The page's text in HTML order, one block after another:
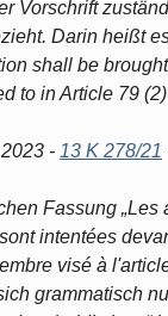
Vorschrift
Darin heißt
shall be
to in Article 79
- 13 K 278/21
Fassung
intentées
visé à
grammatisch